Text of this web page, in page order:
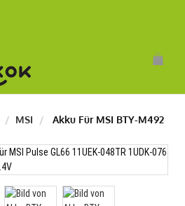
MSI Akku Für MSI BTY-M492